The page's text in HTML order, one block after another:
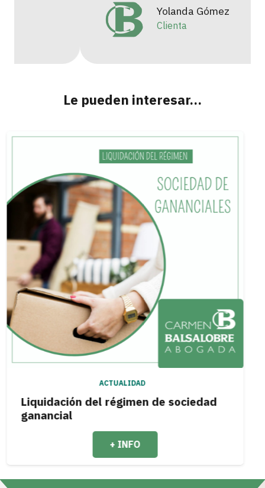
Yolanda Gómez
Clienta
Le pueden interesar…
ACTUALIDAD
del régimen de sociedad